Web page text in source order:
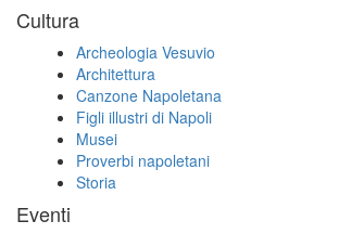
Cultura
Archeologia Vesuvio
Architettura
Canzone Napoletana
Figli illustri di Napoli
Musei
Proverbi napoletani
Storia
Eventi